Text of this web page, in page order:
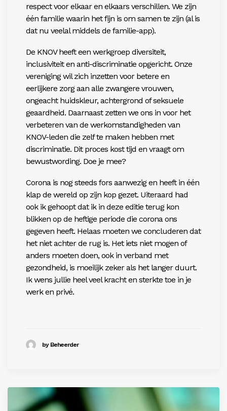
respect voor elkaar en elkaars verschillen. We zijn
één familie waarin het fijn is om samen te zijn (al is
dat nu veelal middels de familie-app).
De KNOV heeft een werkgroep diversiteit,
inclusiviteit en anti-discriminatie opgericht. Onze
vereniging wil zich inzetten voor betere en
eerlijkere zorg aan alle zwangere vrouwen,
ongeacht huidskleur, achtergrond of seksuele
geaardheid. Daarnaast zetten we ons in voor het
verbeteren van de werkomstandigheden van
KNOV-leden die zelf te maken hebben met
discriminatie. Dit proces kost tijd en vraagt om
bewustwording. Doe je mee?
Corona is nog steeds fors aanwezig en heeft in één
klap de wereld op zijn kop gezet. Uiteraard had
ook ik gehoopt dat ik in deze editie terug kon
blikken op de heftige periode die corona ons
gegeven heeft. Helaas moeten we concluderen dat
het niet achter de rug is. Het iets niet mogen of
anders moeten doen, ook in verband met
gezondheid, is moeilijk zeker als het langer duurt.
Ik wens jullie heel veel kracht en sterkte toe in je
werk en privé.
by Beheerder